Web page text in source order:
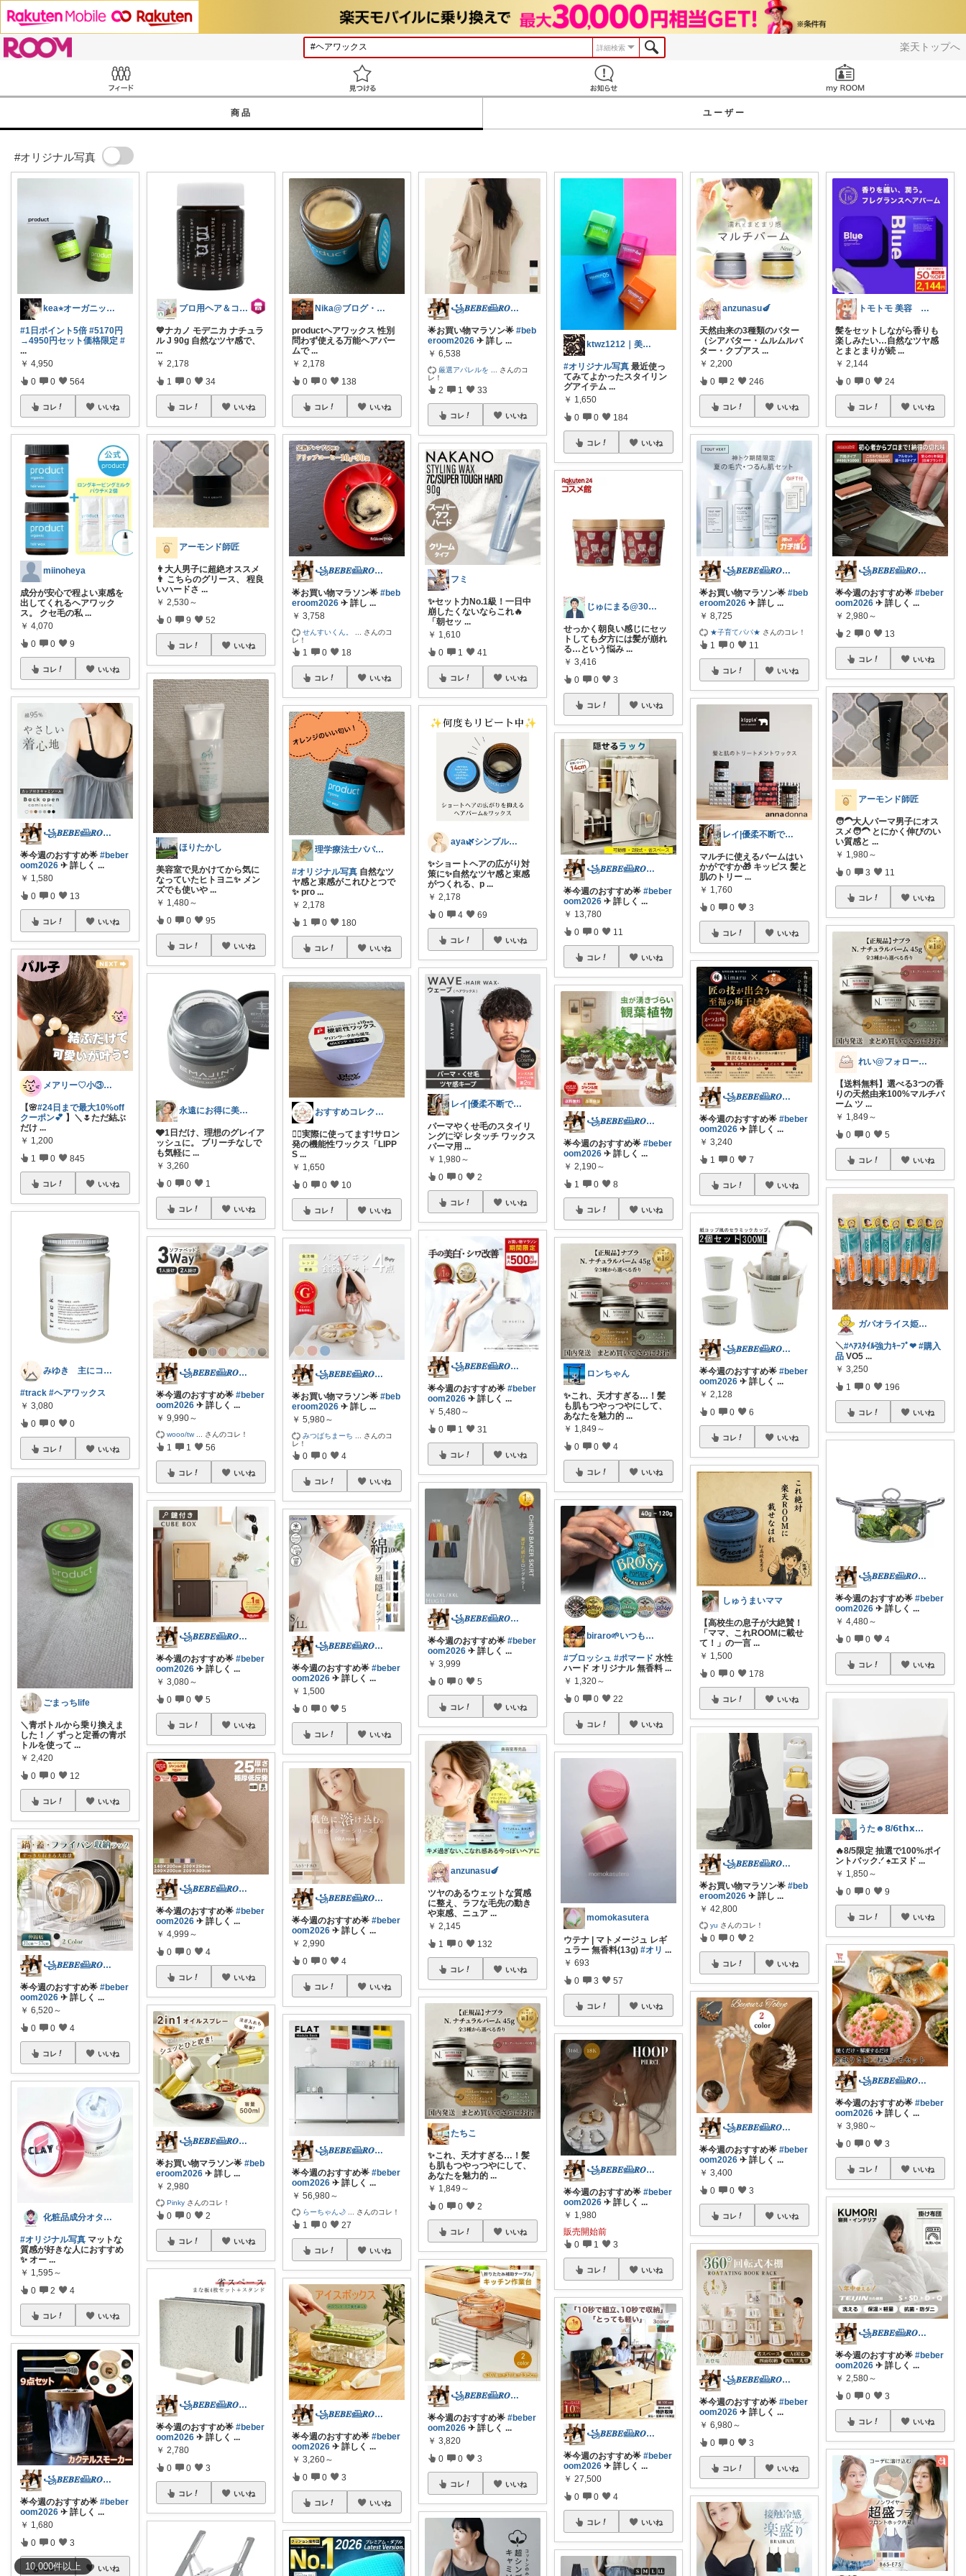
楽天トップへ
詳細検索
商品 ユーザー
#オリジナル写真
10,000件以上
kea⭐︎オーガニックアイテム
#1日ポイント5倍 #5170円
→4950円セット価格限定 #
...
￥ 4,950
0 0 564
コレ いいね
miinoheya
成分が安心で程よい束感を
出してくれるヘアワック
ス。 クセ毛の私 ...
￥ 4,070
0 0 9
コレ いいね
꧁𝑩𝑬𝑩𝑬𓊝𝑹𝑶𝑶𝑴꧂
🌟今週のおすすめ🌟 #beber
oom2026 ✈︎ 詳しく ...
￥ 1,580
0 0 13
コレ いいね
メアリー♡小③女の子のママ•᎑•ꕤ
【🌸#24日まで最大10%off
クーポン💕 】＼🌷ただ結ぶ
だけ ...
￥ 1,200
1 0 845
コレ いいね
みゆき 主にコスメ、日用品🍀
#track #ヘアワックス
￥ 3,080
0 0 0
コレ いいね
ごまっちlife
＼青ボトルから乗り換えま
した！／ ずっと定番の青ボ
トルを使って ...
￥ 2,420
0 0 12
コレ いいね
꧁𝑩𝑬𝑩𝑬𓊝𝑹𝑶𝑶𝑴꧂
🌟今週のおすすめ🌟 #beber
oom2026 ✈︎ 詳しく ...
￥ 6,520～
0 0 4
コレ いいね
化粧品成分オタクチャンネル
#オリジナル写真 マットな
質感が好きな人におすすめ
✨ オー ...
￥ 1,595～
0 2 4
コレ いいね
꧁𝑩𝑬𝑩𝑬𓊝𝑹𝑶𝑶𝑴꧂
🌟今週のおすすめ🌟 #beber
oom2026 ✈︎ 詳しく ...
￥ 1,680
0 0 3
コレ いいね
プロ用ヘア＆コスメShopネッツビー
💙ナカノ モデニカ ナチュラ
ル J 90g 自然なツヤ感で、
...
￥ 2,178
1 0 34
コレ いいね
アーモンド師匠
👨大人男子に超絶オススメ
👨 こちらのグリース、 程良
いハードさ ...
￥ 2,530～
0 9 52
コレ いいね
ほりたかし
美容室で見かけてから気に
なっていたヒトヨニ✨ メン
ズでも使いや ...
￥ 1,480～
0 0 95
コレ いいね
永遠にお得に美しく
🩶1日だけ、理想のグレイア
ッシュに。 ブリーチなしで
も気軽に ...
￥ 3,260
0 0 1
コレ いいね
꧁𝑩𝑬𝑩𝑬𓊝𝑹𝑶𝑶𝑴꧂
🌟今週のおすすめ🌟#beber
oom2026 ✈︎ 詳しく ...
￥ 9,990～
wooo/tw さんのコレ！
1 1 56
コレ いいね
꧁𝑩𝑬𝑩𝑬𓊝𝑹𝑶𝑶𝑴꧂
🌟今週のおすすめ🌟#beber
oom2026 ✈︎ 詳しく ...
￥ 3,080～
0 0 5
コレ いいね
꧁𝑩𝑬𝑩𝑬𓊝𝑹𝑶𝑶𝑴꧂
🌟今週のおすすめ🌟#beber
oom2026 ✈︎ 詳しく ...
￥ 4,999～
0 0 4
コレ いいね
꧁𝑩𝑬𝑩𝑬𓊝𝑹𝑶𝑶𝑴꧂
🌟お買い物マラソン🌟#beb
eroom2026 ✈︎ 詳し ...
￥ 2,980
Pinky さんのコレ！
0 0 2
コレ いいね
꧁𝑩𝑬𝑩𝑬𓊝𝑹𝑶𝑶𝑴꧂
🌟今週のおすすめ🌟#beber
oom2026 ✈︎ 詳しく ...
￥ 2,780
0 0 3
コレ いいね
Nika@ブログ・自重トレ大好きマン
productヘアワックス 性別
問わず使える万能ヘアバー
ムで ...
￥ 2,178
0 0 138
コレ いいね
꧁𝑩𝑬𝑩𝑬𓊝𝑹𝑶𝑶𝑴꧂
🌟お買い物マラソン🌟#beb
eroom2026 ✈︎ 詳し ...
￥ 3,758
せんすいくん。
さんのコ
レ！
1 0 18
コレ いいね
理学療法士パパの快適暮らし 👨
#オリジナル写真 自然なツ
ヤ感と束感がこれひとつで
✨ pro ...
￥ 2,178
1 0 180
コレ いいね
おすすめコレクション
💇‍♂️実際に使ってます!サロン
発の機能性ワックス「LIPP
S ...
￥ 1,650
0 0 10
コレ いいね
꧁𝑩𝑬𝑩𝑬𓊝𝑹𝑶𝑶𝑴꧂
🌟お買い物マラソン🌟#beb
eroom2026 ✈︎ 詳し ...
￥ 5,980～
みつばちまーち
さんのコ
レ！
0 0 4
コレ いいね
꧁𝑩𝑬𝑩𝑬𓊝𝑹𝑶𝑶𝑴꧂
🌟今週のおすすめ🌟#beber
oom2026 ✈︎ 詳しく ...
￥ 1,500
0 0 5
コレ いいね
꧁𝑩𝑬𝑩𝑬𓊝𝑹𝑶𝑶𝑴꧂
🌟今週のおすすめ🌟#beber
oom2026 ✈︎ 詳しく ...
￥ 2,990
0 0 4
コレ いいね
꧁𝑩𝑬𝑩𝑬𓊝𝑹𝑶𝑶𝑴꧂
🌟今週のおすすめ🌟#beber
oom2026 ✈︎ 詳しく ...
￥ 56,980～
らーちゃん🌙 さんのコレ！
1 0 27
コレ いいね
꧁𝑩𝑬𝑩𝑬𓊝𝑹𝑶𝑶𝑴꧂
🌟今週のおすすめ🌟#beber
oom2026 ✈︎ 詳しく ...
￥ 3,260～
0 0 3
コレ いいね
꧁𝑩𝑬𝑩𝑬𓊝𝑹𝑶𝑶𝑴꧂
🌟お買い物マラソン🌟#beb
eroom2026 ✈︎ 詳し ...
￥ 6,538
厳選アパレルを
さんのコ
レ！
2 1 33
コレ いいね
フミ
✨セット力No.1級！一日中
崩したくないならこれ🔥
「朝セッ ...
￥ 1,610
0 1 41
コレ いいね
aya🌿シンプル好きアラサー
✨ショートヘアの広がり対
策に✨自然なツヤ感と束感
がつくれる、p ...
￥ 2,178
0 4 69
コレ いいね
レイ|優柔不断で選べない🥲
パーマやくせ毛のスタイリ
ングに💡 レタッチ ワックス
パーマ用 ...
￥ 1,980～
0 0 2
コレ いいね
꧁𝑩𝑬𝑩𝑬𓊝𝑹𝑶𝑶𝑴꧂
🌟今週のおすすめ🌟#beber
oom2026 ✈︎ 詳しく ...
￥ 5,480～
0 1 31
コレ いいね
꧁𝑩𝑬𝑩𝑬𓊝𝑹𝑶𝑶𝑴꧂
🌟今週のおすすめ🌟#beber
oom2026 ✈︎ 詳しく ...
￥ 3,999
0 0 5
コレ いいね
anzunasu🍆
ツヤのあるウェットな質感
に整え、ラフな毛先の動き
や束感、ニュア ...
￥ 2,145
1 0 132
コレ いいね
たちこ
✨これ、天才すぎる…！髪
も肌もつやっつやにして、
あなたを魅力的 ...
￥ 1,849～
0 0 2
コレ いいね
꧁𝑩𝑬𝑩𝑬𓊝𝑹𝑶𝑶𝑴꧂
🌟今週のおすすめ🌟#beber
oom2026 ✈︎ 詳しく ...
￥ 3,820
0 0 3
コレ いいね
ktwz1212｜美容好きROOM🫧
#オリジナル写真 最近使っ
てみてよかったスタイリン
グアイテム ...
￥ 1,650
0 0 184
コレ いいね
じゅにまる@30代のひとり暮らし生活
せっかく朝良い感じにセッ
トしても夕方には髪が崩れ
る…という悩み ...
￥ 3,416
0 0 3
コレ いいね
꧁𝑩𝑬𝑩𝑬𓊝𝑹𝑶𝑶𝑴꧂
🌟今週のおすすめ🌟#beber
oom2026 ✈︎ 詳しく ...
￥ 13,780
0 0 11
コレ いいね
꧁𝑩𝑬𝑩𝑬𓊝𝑹𝑶𝑶𝑴꧂
🌟今週のおすすめ🌟#beber
oom2026 ✈︎ 詳しく ...
￥ 2,190～
1 0 8
コレ いいね
ロンちゃん
✨これ、天才すぎる…！髪
も肌もつやっつやにして、
あなたを魅力的 ...
￥ 1,849～
0 0 4
コレ いいね
biraro🌱いつもありがとう♡
#ブロッシュ #ポマード 水性
ハード オリジナル 無香料...
￥ 1,320～
0 0 22
コレ いいね
momokasutera
ウテナ | マトメージュ レギ
ュラー 無香料(13g)#オリ ...
￥ 693
0 3 57
コレ いいね
꧁𝑩𝑬𝑩𝑬𓊝𝑹𝑶𝑶𝑴꧂
🌟今週のおすすめ🌟#beber
oom2026 ✈︎ 詳しく ...
￥ 1,980
販売開始前
0 1 3
コレ いいね
꧁𝑩𝑬𝑩𝑬𓊝𝑹𝑶𝑶𝑴꧂
🌟今週のおすすめ🌟#beber
oom2026 ✈︎ 詳しく ...
￥ 27,500
0 0 4
コレ いいね
anzunasu🍆
天然由来の3種類のバター
（シアバター・ムルムルバ
ター・クプアス ...
￥ 2,200
0 2 246
コレ いいね
꧁𝑩𝑬𝑩𝑬𓊝𝑹𝑶𝑶𝑴꧂
🌟お買い物マラソン🌟#beb
eroom2026 ✈︎ 詳し ...
￥ 8,725
★子育てパパ★ さんのコレ！
1 0 11
コレ いいね
レイ|優柔不断で選べない🥲
マルチに使えるバームはい
かがですか🎁 キッピス 髪と
肌のトリー ...
￥ 1,760
0 0 3
コレ いいね
꧁𝑩𝑬𝑩𝑬𓊝𝑹𝑶𝑶𝑴꧂
🌟今週のおすすめ🌟#beber
oom2026 ✈︎ 詳しく ...
￥ 3,240
1 0 7
コレ いいね
꧁𝑩𝑬𝑩𝑬𓊝𝑹𝑶𝑶𝑴꧂
🌟今週のおすすめ🌟#beber
oom2026 ✈︎ 詳しく ...
￥ 2,128
0 0 6
コレ いいね
しゅうまいママ
【高校生の息子が大絶賛！
「ママ、これROOMに載せ
て！」の一言 ...
￥ 1,500
0 0 178
コレ いいね
꧁𝑩𝑬𝑩𝑬𓊝𝑹𝑶𝑶𝑴꧂
🌟お買い物マラソン🌟#beb
eroom2026 ✈︎ 詳し ...
￥ 42,800
yu さんのコレ！
0 0 2
コレ いいね
꧁𝑩𝑬𝑩𝑬𓊝𝑹𝑶𝑶𝑴꧂
🌟今週のおすすめ🌟#beber
oom2026 ✈︎ 詳しく ...
￥ 3,400
0 0 3
コレ いいね
꧁𝑩𝑬𝑩𝑬𓊝𝑹𝑶𝑶𝑴꧂
🌟今週のおすすめ🌟#beber
oom2026 ✈︎ 詳しく ...
￥ 6,980～
0 0 3
コレ いいね
トモトモ 美容 食品 子育てルーム
髪をセットしながら香りも
楽しみたい…自然なツヤ感
とまとまりが続 ...
￥ 2,144
0 0 24
コレ いいね
꧁𝑩𝑬𝑩𝑬𓊝𝑹𝑶𝑶𝑴꧂
🌟今週のおすすめ🌟#beber
oom2026 ✈︎ 詳しく ...
￥ 2,980～
2 0 13
コレ いいね
アーモンド師匠
🧑‍🦱大人パーマ男子にオス
スメ🧑‍🦱 とにかく伸びのい
い質感と ...
￥ 1,980～
0 3 11
コレ いいね
れい@フォロー＆経由購入感謝です♪
【送料無料】選べる3つの香
りの天然由来100%マルチバ
ーム ツ ...
￥ 1,849～
0 0 5
コレ いいね
ガパオライス姫👸🌶️🌶️🌶️
＼#ﾍｱｽﾀｲﾙ強力ｷｰﾌﾟ❤︎ #購入
品 VO5...
￥ 3,250
1 0 196
コレ いいね
꧁𝑩𝑬𝑩𝑬𓊝𝑹𝑶𝑶𝑴꧂
🌟今週のおすすめ🌟#beber
oom2026 ✈︎ 詳しく ...
￥ 4,480～
0 0 4
コレ いいね
うた☻𝟴/𝟲𝘁𝗵𝘅ᜊ⍤⃝ᜊ
🔥8/5限定‪ 抽選で100%ポイ
ントバック‪.ᐟ‬ ♠エヌド ...
￥ 1,850～
0 0 9
コレ いいね
꧁𝑩𝑬𝑩𝑬𓊝𝑹𝑶𝑶𝑴꧂
🌟今週のおすすめ🌟#beber
oom2026 ✈︎ 詳しく ...
￥ 3,980～
0 0 3
コレ いいね
꧁𝑩𝑬𝑩𝑬𓊝𝑹𝑶𝑶𝑴꧂
🌟今週のおすすめ🌟#beber
oom2026 ✈︎ 詳しく ...
￥ 2,580～
0 0 3
コレ いいね